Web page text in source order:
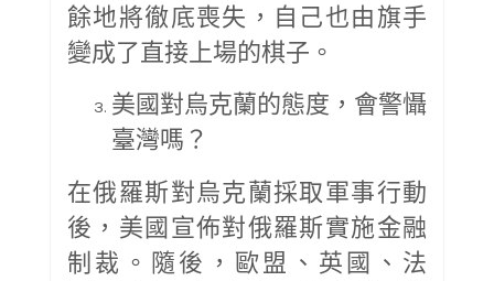
餘地將徹底喪失，自己也由旗手
變成了直接上場的棋子。
美國對烏克蘭的態度，會警懾
臺灣嗎？
在俄羅斯對烏克蘭採取軍事行動
後，美國宣佈對俄羅斯實施金融
制裁。隨後，歐盟、英國、法